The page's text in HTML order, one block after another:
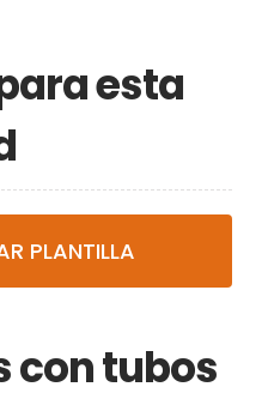
esta
PLANTILLA
con tubos